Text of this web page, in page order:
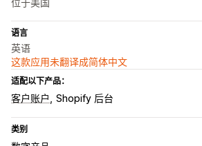
位于美国
语言
英语
这款应用未翻译成简体中文
适配以下产品：
客户账户 Shopify 后台
类别